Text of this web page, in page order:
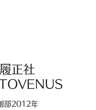
​履正社
部2012年